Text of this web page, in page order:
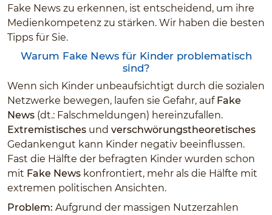
Fake News zu erkennen, ist entscheidend, um ihre
Medienkompetenz zu stärken. Wir haben die besten
Tipps für Sie.
Warum Fake News für Kinder problematisch
sind?
Wenn sich Kinder unbeaufsichtigt durch die sozialen
Netzwerke bewegen, laufen sie Gefahr, auf Fake
News (dt.: Falschmeldungen) hereinzufallen.
Extremistisches und verschwörungstheoretisches
Gedankengut kann Kinder negativ beeinflussen.
Fast die Hälfte der befragten Kinder wurden schon
mit Fake News konfrontiert, mehr als die Hälfte mit
extremen politischen Ansichten.
Problem: Aufgrund der massigen Nutzerzahlen